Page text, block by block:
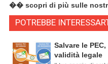
�� scopri di più sulle
POTREBBE
Salvare le
validità legale